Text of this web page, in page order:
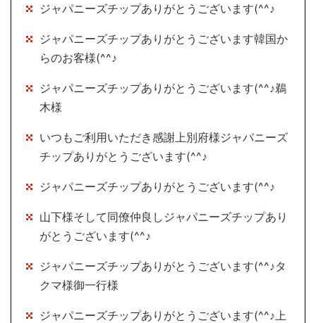
ジャパニーズチップありがとうございます(^^♪
ジャパニーズチップありがとうございます韓国か
らのお客様(^^♪
ジャパニーズチップありがとうございます(^^♪鵜
木様
いつもご利用いただき感謝上別府様ジャパニーズ
チップありがとうございます(^^♪
ジャパニーズチップありがとうございます(^^♪
山下様そして同僚仲良しジャパニーズチップあり
がとうございます(^^♪
ジャパニーズチップありがとうございます(^^♪タ
クマ様御一行様
ジャパニーズチップありがとうございます(^^♪上